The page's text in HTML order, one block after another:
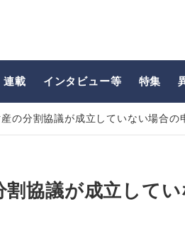
連載 インタビュー等 特集
の分割協議が成立していない場合
協議が成立して